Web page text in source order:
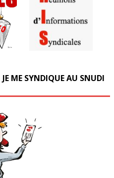
JE ME SYNDIQUE AU SNUDI